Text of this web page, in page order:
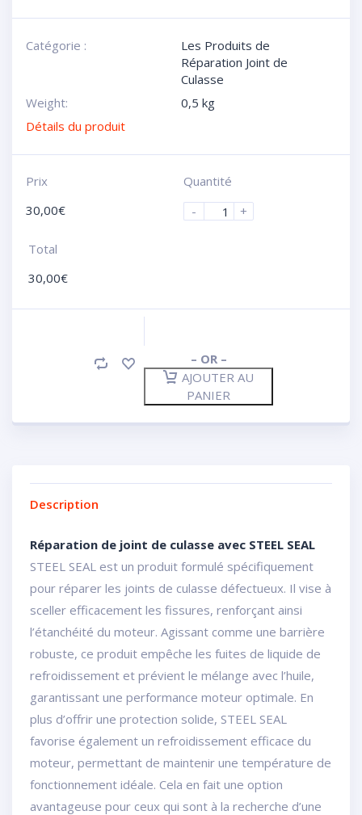
Catégorie :
Les Produits de
Réparation Joint de
Culasse
Weight:
0,5 kg
Détails du produit
Prix
30,00€
Quantité
-
+
Total
30,00€
– OR –
AJOUTER AU
PANIER
Description
Réparation de joint de culasse avec STEEL SEAL
STEEL SEAL est un produit formulé spécifiquement
pour réparer les joints de culasse défectueux. Il vise à
sceller efficacement les fissures, renforçant ainsi
l’étanchéité du moteur. Agissant comme une barrière
robuste, ce produit empêche les fuites de liquide de
refroidissement et prévient le mélange avec l’huile,
garantissant une performance moteur optimale. En
plus d’offrir une protection solide, STEEL SEAL
favorise également un refroidissement efficace du
moteur, permettant de maintenir une température de
fonctionnement idéale. Cela en fait une option
avantageuse pour ceux qui sont à la recherche d’une